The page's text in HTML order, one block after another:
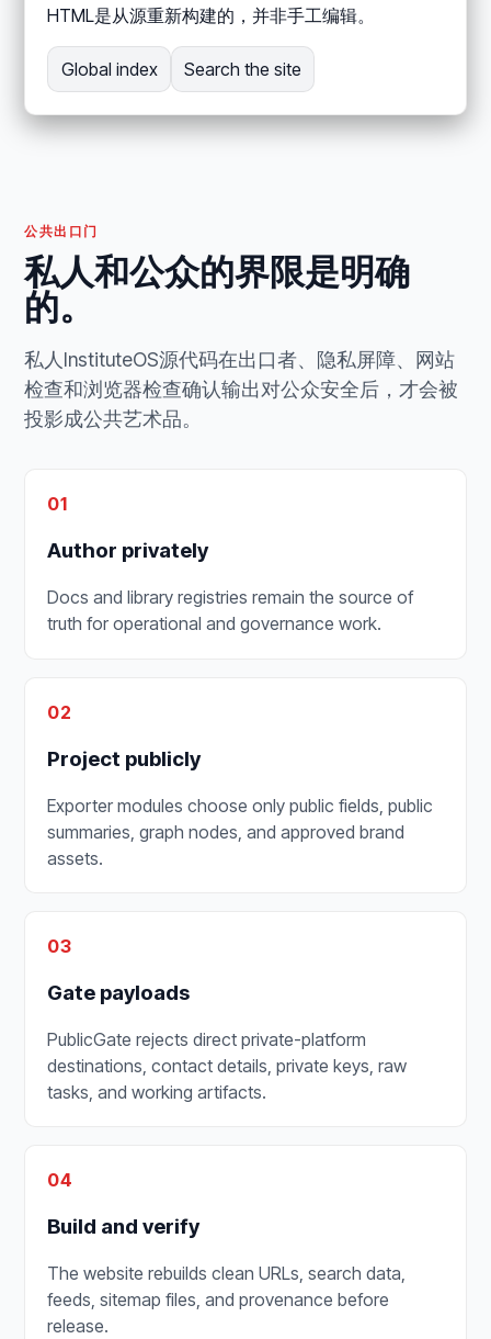
HTML是从源重新构建的，并非手工编辑。
Global index Search the site
公共出口门
私人和公众的界限是明确
的。
私人InstituteOS源代码在出口者、隐私屏障、网站
检查和浏览器检查确认输出对公众安全后，才会被
投影成公共艺术品。
01
Author privately
Docs and library registries remain the source of
truth for operational and governance work.
02
Project publicly
Exporter modules choose only public fields, public
summaries, graph nodes, and approved brand
assets.
03
Gate payloads
PublicGate rejects direct private-platform
destinations, contact details, private keys, raw
tasks, and working artifacts.
04
Build and verify
The website rebuilds clean URLs, search data,
feeds, sitemap files, and provenance before
release.